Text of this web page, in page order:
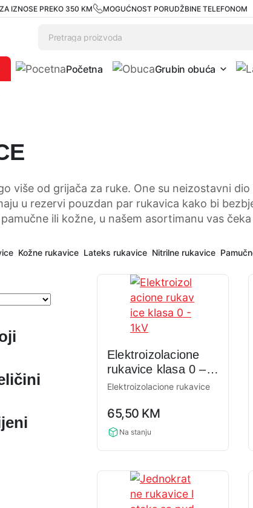
IZNOSE PREKO 350 KM MOGUĆNOST PORUDŽBINE TELEFONOM
Početna Grubin obuća
više od grijača za ruke. One su neizostavni
u rezervi pouzdan par rukavica kako bi
ili kožne, u našem asortimanu vas
Kožne rukavice Lateks rukavice Nitrilne rukavice
Elektroizolacione
rukavice klasa 0 –
1kV
Elektroizolacione rukavice
rating
65,50 KM
Na stanju